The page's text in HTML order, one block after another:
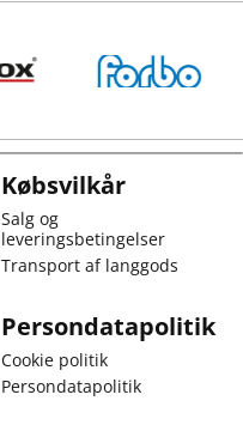
Købsvilkår
Salg og
leveringsbetingelser
Transport af langgods
Persondatapolitik
Cookie politik
Persondatapolitik